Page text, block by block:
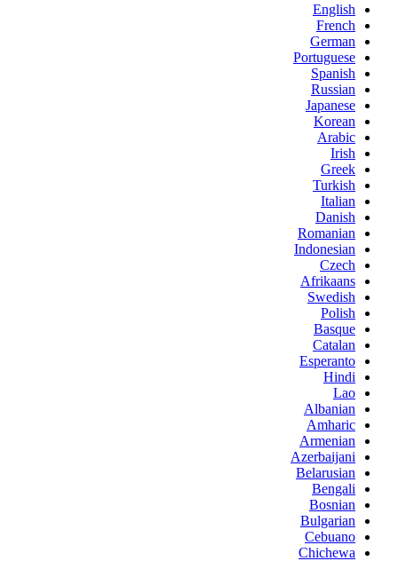
English
French
German
Portuguese
Spanish
Russian
Japanese
Korean
Arabic
Irish
Greek
Turkish
Italian
Danish
Romanian
Indonesian
Czech
Afrikaans
Swedish
Polish
Basque
Catalan
Esperanto
Hindi
Lao
Albanian
Amharic
Armenian
Azerbaijani
Belarusian
Bengali
Bosnian
Bulgarian
Cebuano
Chichewa